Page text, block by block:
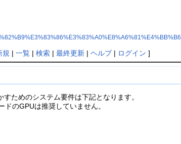
規 | 一覧| 検索| 最終更新| ヘルプ| ログイン ]
すためのシステム要件は下記となります。
ドのGPUは推奨していません。